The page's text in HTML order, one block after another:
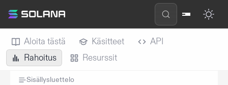
Aloita tästä Käsitteet
API
Rahoitus
Resurssit
Sisällysluettelo